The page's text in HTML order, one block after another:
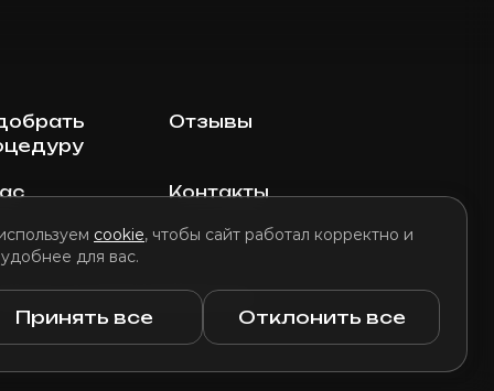
cookie, чтобы сайт работал корректно и
для вас.
Принять все Отклонить все
Отзывы
Контакты
использования файлов cookie